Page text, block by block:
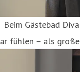
Beim Gästebad
fühlen – als